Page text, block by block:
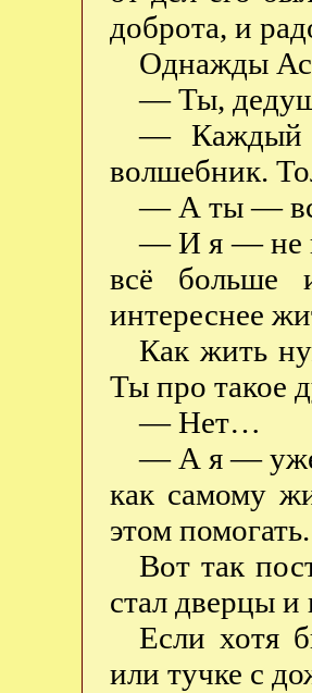
доброта, и
Однажды
— Ты,
— Каждый
волшебник.
— А ты —
— И я — не
всё больше
интереснее
Как жить
Ты про такое
— Нет…
— А я — уже
как самому
этом помогать.
Вот так
стал дверцы и
Если хотя
или тучке с